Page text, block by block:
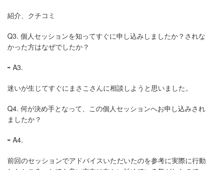
紹介、クチコミ
Q3. 個人セッションを知ってすぐに申し込みしましたか？されな
かった方はなぜでしたか？
⇨ A3.
迷いが生じてすぐにまさこさんに相談しようと思いました。
Q4. 何が決め手となって、この個人セッションへお申し込みされ
ましたか？
⇨ A4.
前回のセッションでアドバイスいただいたのを参考に実際に行動